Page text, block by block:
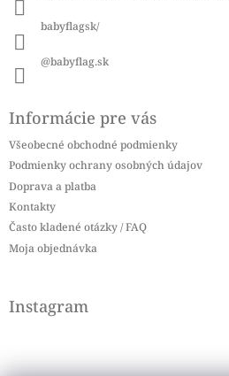
babyflagsk/
@babyflag.sk
Informácie pre vás
Všeobecné obchodné podmienky
Podmienky ochrany osobných údajov
Doprava a platba
Kontakty
Často kladené otázky / FAQ
Moja objednávka
Instagram